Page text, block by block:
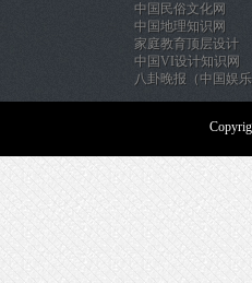
中国民俗文化网
中国地理知识网
家庭教育顶层设计
中国VI设计知识网
八卦晚报（中国娱